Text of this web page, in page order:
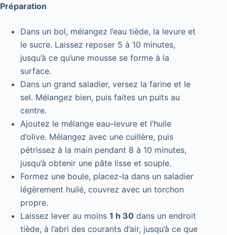
Préparation
Dans un bol, mélangez l’eau tiède, la levure et
le sucre. Laissez reposer 5 à 10 minutes,
jusqu’à ce qu’une mousse se forme à la
surface.
Dans un grand saladier, versez la farine et le
sel. Mélangez bien, puis faites un puits au
centre.
Ajoutez le mélange eau–levure et l’huile
d’olive. Mélangez avec une cuillère, puis
pétrissez à la main pendant 8 à 10 minutes,
jusqu’à obtenir une pâte lisse et souple.
Formez une boule, placez-la dans un saladier
légèrement huilé, couvrez avec un torchon
propre.
Laissez lever au moins 1 h 30 dans un endroit
tiède, à l’abri des courants d’air, jusqu’à ce que